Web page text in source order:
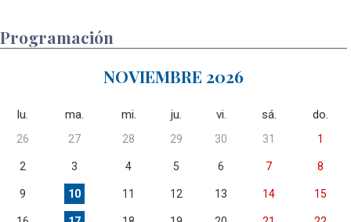
Programación
NOVIEMBRE 2026
lu. ma. mi. ju. vi. sá. do.
26 27 28 29 30 31 1
2 3 4 5 6 7 8
9 10 11 12 13 14 15